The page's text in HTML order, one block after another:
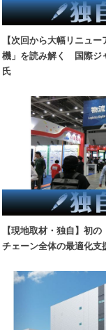
【次回から大幅リニュ
機」を読み解く 国際ジ
氏
【現地取材・独自】初
チェーン全体の最適化支